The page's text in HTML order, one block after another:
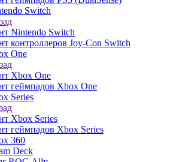
Switch
Nintendo Switch
контроллеров Joy-Con Switch
One
Xbox One
геймпадов Xbox One
Series
Xbox Series
геймпадов Xbox Series
360
Deck